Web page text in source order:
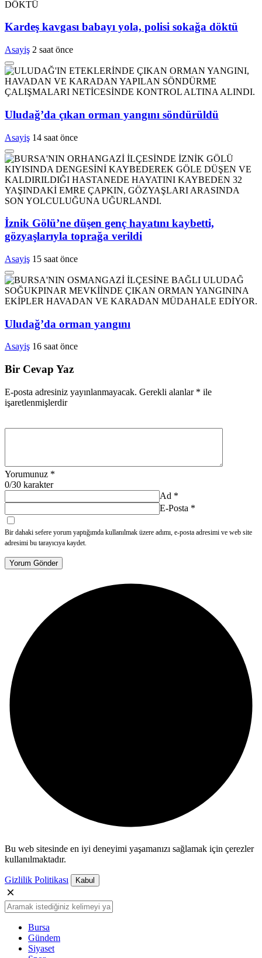
Kardeş kavgası babayı yola, polisi sokağa döktü
Asayiş 2 saat önce
Uludağ’da çıkan orman yangını söndürüldü
Asayiş 14 saat önce
İznik Gölü’ne düşen genç hayatını kaybetti,
gözyaşlarıyla toprağa verildi
Asayiş 15 saat önce
Uludağ’da orman yangını
Asayiş 16 saat önce
Bir Cevap Yaz
E-posta adresiniz yayınlanmayacak. Gerekli alanlar * ile
işaretlenmişlerdir
Yorumunuz *
0/30 karakter
Ad *
E-Posta *
Bir dahaki sefere yorum yaptığımda kullanılmak üzere adımı, e-posta adresimi ve web site
adresimi bu tarayıcıya kaydet.
Yorum Gönder
Bu web sitesinde en iyi deneyimi yaşamanızı sağlamak için çerezler
kullanılmaktadır.
Gizlilik Politikası Kabul
Bursa
Gündem
Siyaset